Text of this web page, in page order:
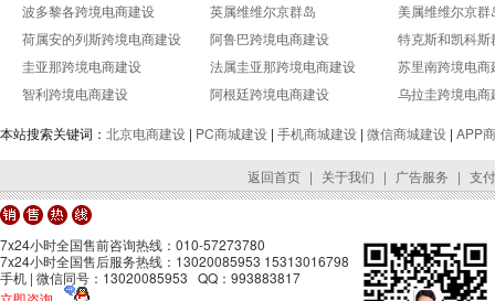
波多黎各跨境电商建设
英属维维尔京群岛
美属维维尔京群
荷属安的列斯跨境电商建设
阿鲁巴跨境电商建设
特克斯和凯科斯
圭亚那跨境电商建设
法属圭亚那跨境电商建设
苏里南跨境电商
智利跨境电商建设
阿根廷跨境电商建设 乌拉圭跨境电商
本站搜索关键词： 北京电商建设 | PC商城建设 | 手机商城建设 | 微信商城建设 | APP
返回首页 | 关于我们 | 广告服务 | 支
7x24小时全国售前咨询热线：010-57273780
7x24小时全国售后服务热线：13020085953 15313016798
手机 | 微信同号：13020085953 QQ：993883817